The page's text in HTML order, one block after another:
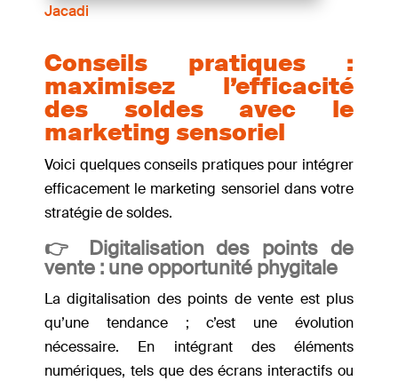
Jacadi
Conseils pratiques :
maximisez l’efficacité
des soldes avec le
marketing sensoriel
Voici quelques conseils pratiques pour intégrer
efficacement le marketing sensoriel dans votre
stratégie de soldes.
👉 Digitalisation des points de
vente : une opportunité phygitale
La digitalisation des points de vente est plus
qu’une tendance ; c’est une évolution
nécessaire. En intégrant des éléments
numériques, tels que des écrans interactifs ou